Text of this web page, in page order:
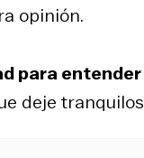
opinión.
para
deje